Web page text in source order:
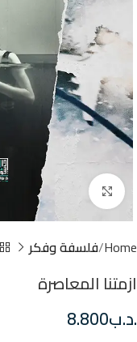
Click to enlarge
Home فلسفة وفكر
ازمتنا المعاصرة
.د.ب8.800